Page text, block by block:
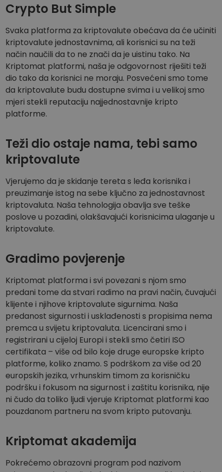
Crypto But Simple
Svaka platforma za kriptovalute obećava da će učiniti
kriptovalute jednostavnima, ali korisnici su na teži
način naučili da to ne znači da je uistinu tako. Na
Kriptomat platformi, naša je odgovornost riješiti teži
dio tako da korisnici ne moraju. Posvećeni smo tome
da kriptovalute budu dostupne svima i u velikoj smo
mjeri stekli reputaciju najjednostavnije kripto
platforme.
Teži dio ostaje nama, tebi samo
kriptovalute
Vjerujemo da je skidanje tereta s leđa korisnika i
preuzimanje istog na sebe ključno za jednostavnost
kriptovaluta. Naša tehnologija obavlja sve teške
poslove u pozadini, olakšavajući korisnicima ulaganje u
kriptovalute.
Gradimo povjerenje
Kriptomat platforma i svi povezani s njom smo
predani tome da stvari radimo na pravi način, čuvajući
klijente i njihove kriptovalute sigurnima. Naša
predanost sigurnosti i usklađenosti s propisima nema
premca u svijetu kriptovaluta. Licencirani smo i
registrirani u cijeloj Europi i stekli smo četiri ISO
certifikata – više od bilo koje druge europske kripto
platforme, koliko znamo. S podrškom za više od 20
europskih jezika, vrhunskim timom za korisničku
podršku i fokusom na sigurnost i zaštitu korisnika, nije
ni čudo da toliko ljudi vjeruje Kriptomat platformi kao
pouzdanom partneru na svom kripto putovanju.
Kriptomat akademija
Pokrećemo obrazovni program pod nazivom